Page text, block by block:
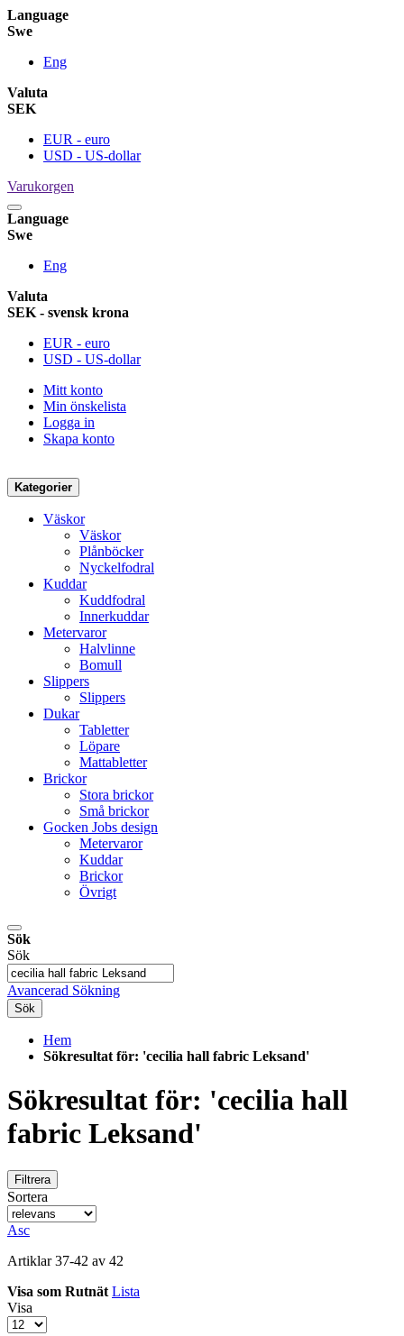
Language
Swe
Eng
Valuta
SEK
EUR - euro
USD - US-dollar
Varukorgen
Language
Swe
Eng
Valuta
SEK - svensk krona
EUR - euro
USD - US-dollar
Mitt konto
Min önskelista
Logga in
Skapa konto
Kategorier
Väskor
Väskor
Plånböcker
Nyckelfodral
Kuddar
Kuddfodral
Innerkuddar
Metervaror
Halvlinne
Bomull
Slippers
Slippers
Dukar
Tabletter
Löpare
Mattabletter
Brickor
Stora brickor
Små brickor
Gocken Jobs design
Metervaror
Kuddar
Brickor
Övrigt
Sök
Sök
Avancerad Sökning
Sök
Hem
Sökresultat för: 'cecilia hall fabric Leksand'
Sökresultat för: 'cecilia hall
fabric Leksand'
Filtrera
Sortera
Asc
Artiklar37-42 av 42
Visa som Rutnät Lista
Visa